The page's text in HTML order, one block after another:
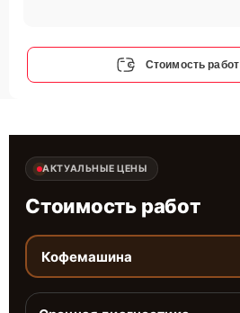
Стоимость работ
АКТУАЛЬНЫЕ ЦЕНЫ
Стоимость работ
Кофемашина